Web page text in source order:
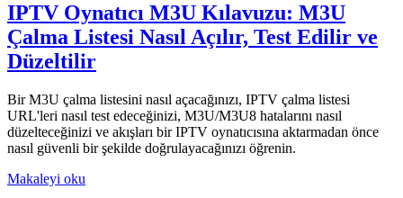
IPTV Oynatıcı M3U Kılavuzu: M3U
Çalma Listesi Nasıl Açılır, Test Edilir ve
Düzeltilir
Bir M3U çalma listesini nasıl açacağınızı, IPTV çalma listesi
URL'leri nasıl test edeceğinizi, M3U/M3U8 hatalarını nasıl
düzelteceğinizi ve akışları bir IPTV oynatıcısına aktarmadan önce
nasıl güvenli bir şekilde doğrulayacağınızı öğrenin.
Makaleyi oku